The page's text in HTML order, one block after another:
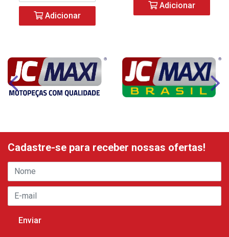
Adicionar
Adicionar
Cadastre-se para receber nossas ofertas!